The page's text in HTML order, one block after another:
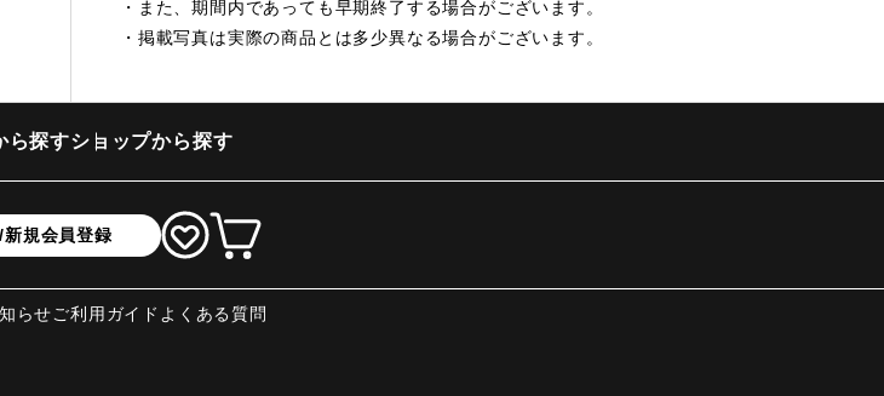
・また、期間内であっても早期終了する場合がございます。
・掲載写真は実際の商品とは多少異なる場合がございます。
ら探すショップから探す
新規会員登録
らせご利用ガイド よくある質問